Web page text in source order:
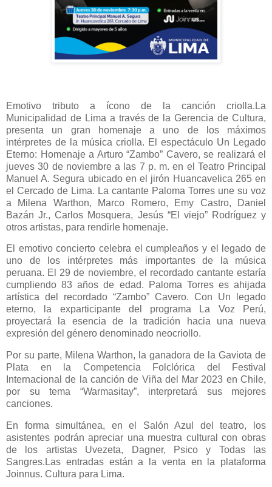
Emotivo tributo a ícono de la canción criolla. La
Municipalidad de Lima a través de la Gerencia de Cultura,
presenta un gran homenaje a uno de los máximos
intérpretes de la música criolla. El espectáculo Un Legado
Eterno: Homenaje a Arturo “Zambo” Cavero, se realizará el
jueves 30 de noviembre a las 7 p. m. en el Teatro Principal
Manuel A. Segura ubicado en el jirón Huancavelica 265 en
el Cercado de Lima. La cantante Paloma Torres une su voz
a Milena Warthon, Marco Romero, Emy Castro, Daniel
Bazán Jr., Carlos Mosquera, Jesús “El viejo” Rodríguez y
otros artistas, para rendirle homenaje.
El emotivo concierto celebra el cumpleaños y el legado de
uno de los intérpretes más importantes de la música
peruana. El 29 de noviembre, el recordado cantante estaría
cumpliendo 83 años de edad. Paloma Torres es ahijada
artística del recordado “Zambo” Cavero. Con Un legado
eterno, la exparticipante del programa La Voz Perú,
proyectará la esencia de la tradición hacia una nueva
expresión del género denominado neocriollo.
Por su parte, Milena Warthon, la ganadora de la Gaviota de
Plata en la Competencia Folclórica del Festival
Internacional de la canción de Viña del Mar 2023 en Chile,
por su tema “Warmasitay”, interpretará sus mejores
canciones.
En forma simultánea, en el Salón Azul del teatro, los
asistentes podrán apreciar una muestra cultural con obras
de los artistas Uvezeta, Dagner, Psico y Todas las
Sangres.Las entradas están a la venta en la plataforma
Joinnus. Cultura para Lima.